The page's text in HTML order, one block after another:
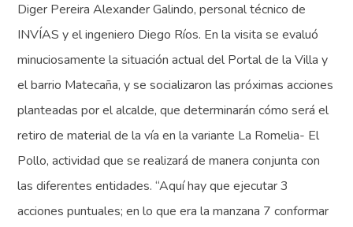
Diger Pereira Alexander Galindo, personal técnico de
INVÍAS y el ingeniero Diego Ríos. En la visita se evaluó
minuciosamente la situación actual del Portal de la Villa y
el barrio Matecaña, y se socializaron las próximas acciones
planteadas por el alcalde, que determinarán cómo será el
retiro de material de la vía en la variante La Romelia- El
Pollo, actividad que se realizará de manera conjunta con
las diferentes entidades. “Aquí hay que ejecutar 3
acciones puntuales; en lo que era la manzana 7 conformar